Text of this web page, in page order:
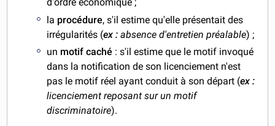
la procédure, s'il estime qu'elle présentait des
irrégularités (ex : absence d'entretien préalable) ;
un motif caché : s'il estime que le motif invoqué
dans la notification de son licenciement n'est
pas le motif réel ayant conduit à son départ (ex :
licenciement reposant sur un motif
discriminatoire).